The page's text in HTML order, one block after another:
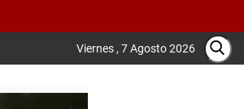
Viernes , 7 Agosto 2026